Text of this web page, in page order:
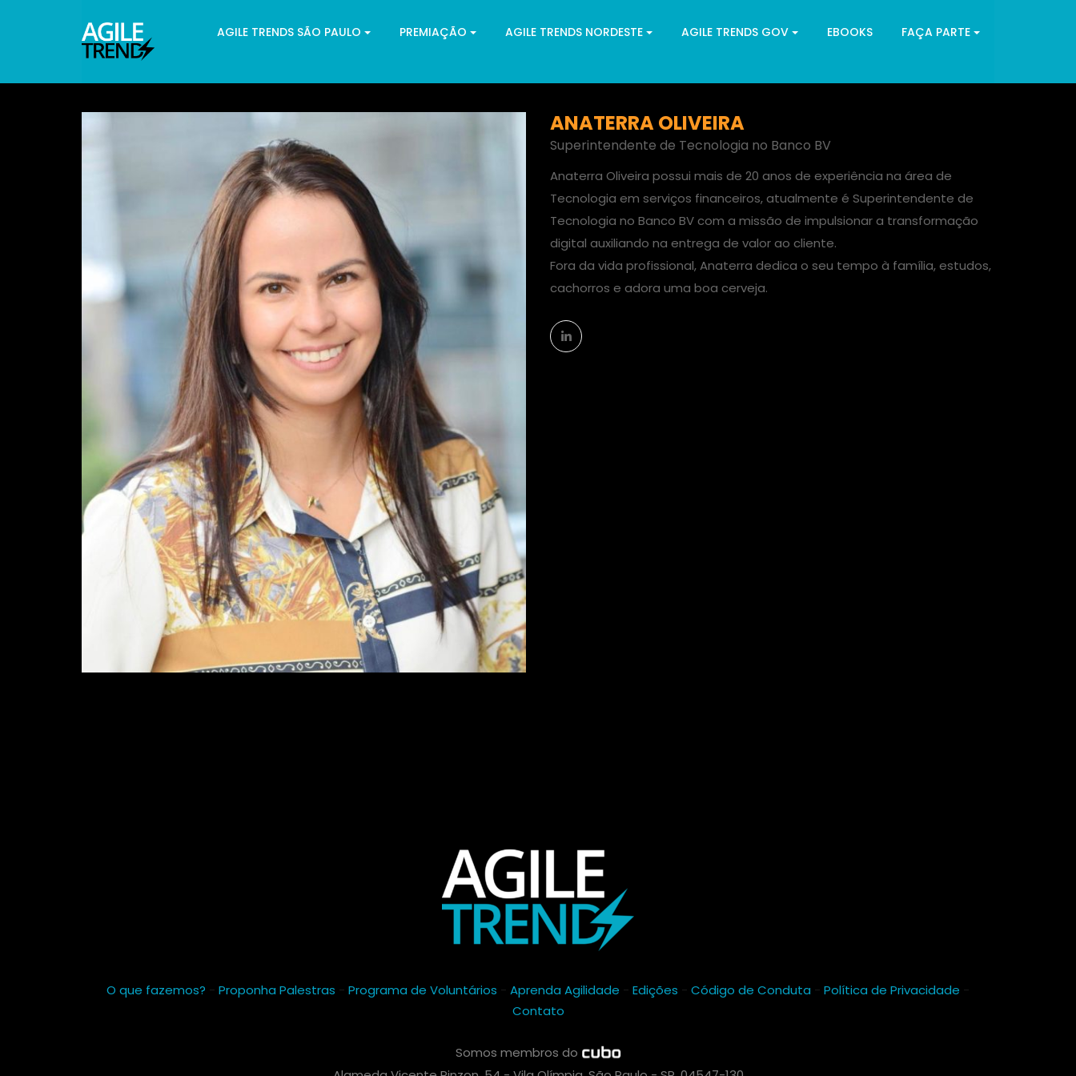
AGILE TRENDS SÃO PAULO PREMIAÇÃO AGILE TRENDS NORDESTE AGILE TRENDS GOV EBOOKS FAÇA PARTE
ANATERRA OLIVEIRA
Superintendente de Tecnologia no Banco BV
Anaterra Oliveira possui mais de 20 anos de experiência na área de
Tecnologia em serviços financeiros, atualmente é Superintendente de
Tecnologia no Banco BV com a missão de impulsionar a transformação
digital auxiliando na entrega de valor ao cliente.
Fora da vida profissional, Anaterra dedica o seu tempo à família, estudos,
cachorros e adora uma boa cerveja.
O que fazemos? - Proponha Palestras - Programa de Voluntários - Aprenda Agilidade - Edições - Código de Conduta - Política de Privacidade -
Contato
Somos membros do